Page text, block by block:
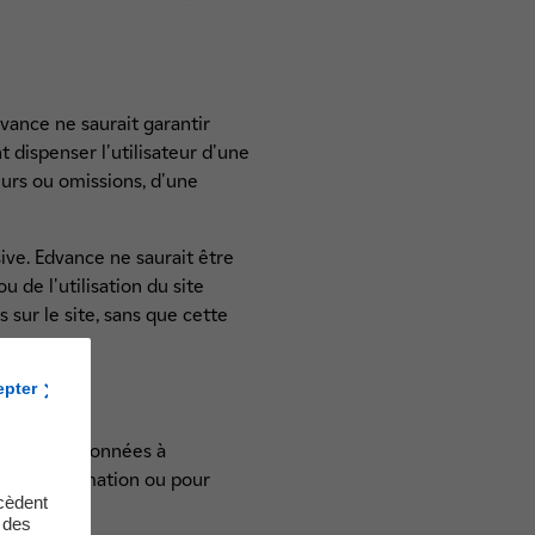
ne saurait garantir
dispenser l'utilisateur d'une
ou omissions, d'une
Edvance ne saurait être
de l'utilisation du site
sur le site, sans que cette
des données à
information ou pour